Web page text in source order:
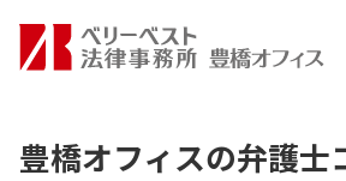
豊橋オフィスの弁護士